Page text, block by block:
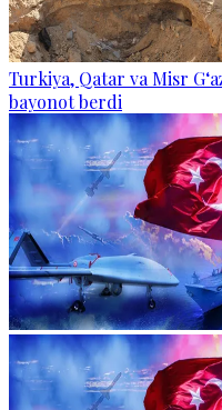
Turkiya, Qatar va Misr
bayonot berdi